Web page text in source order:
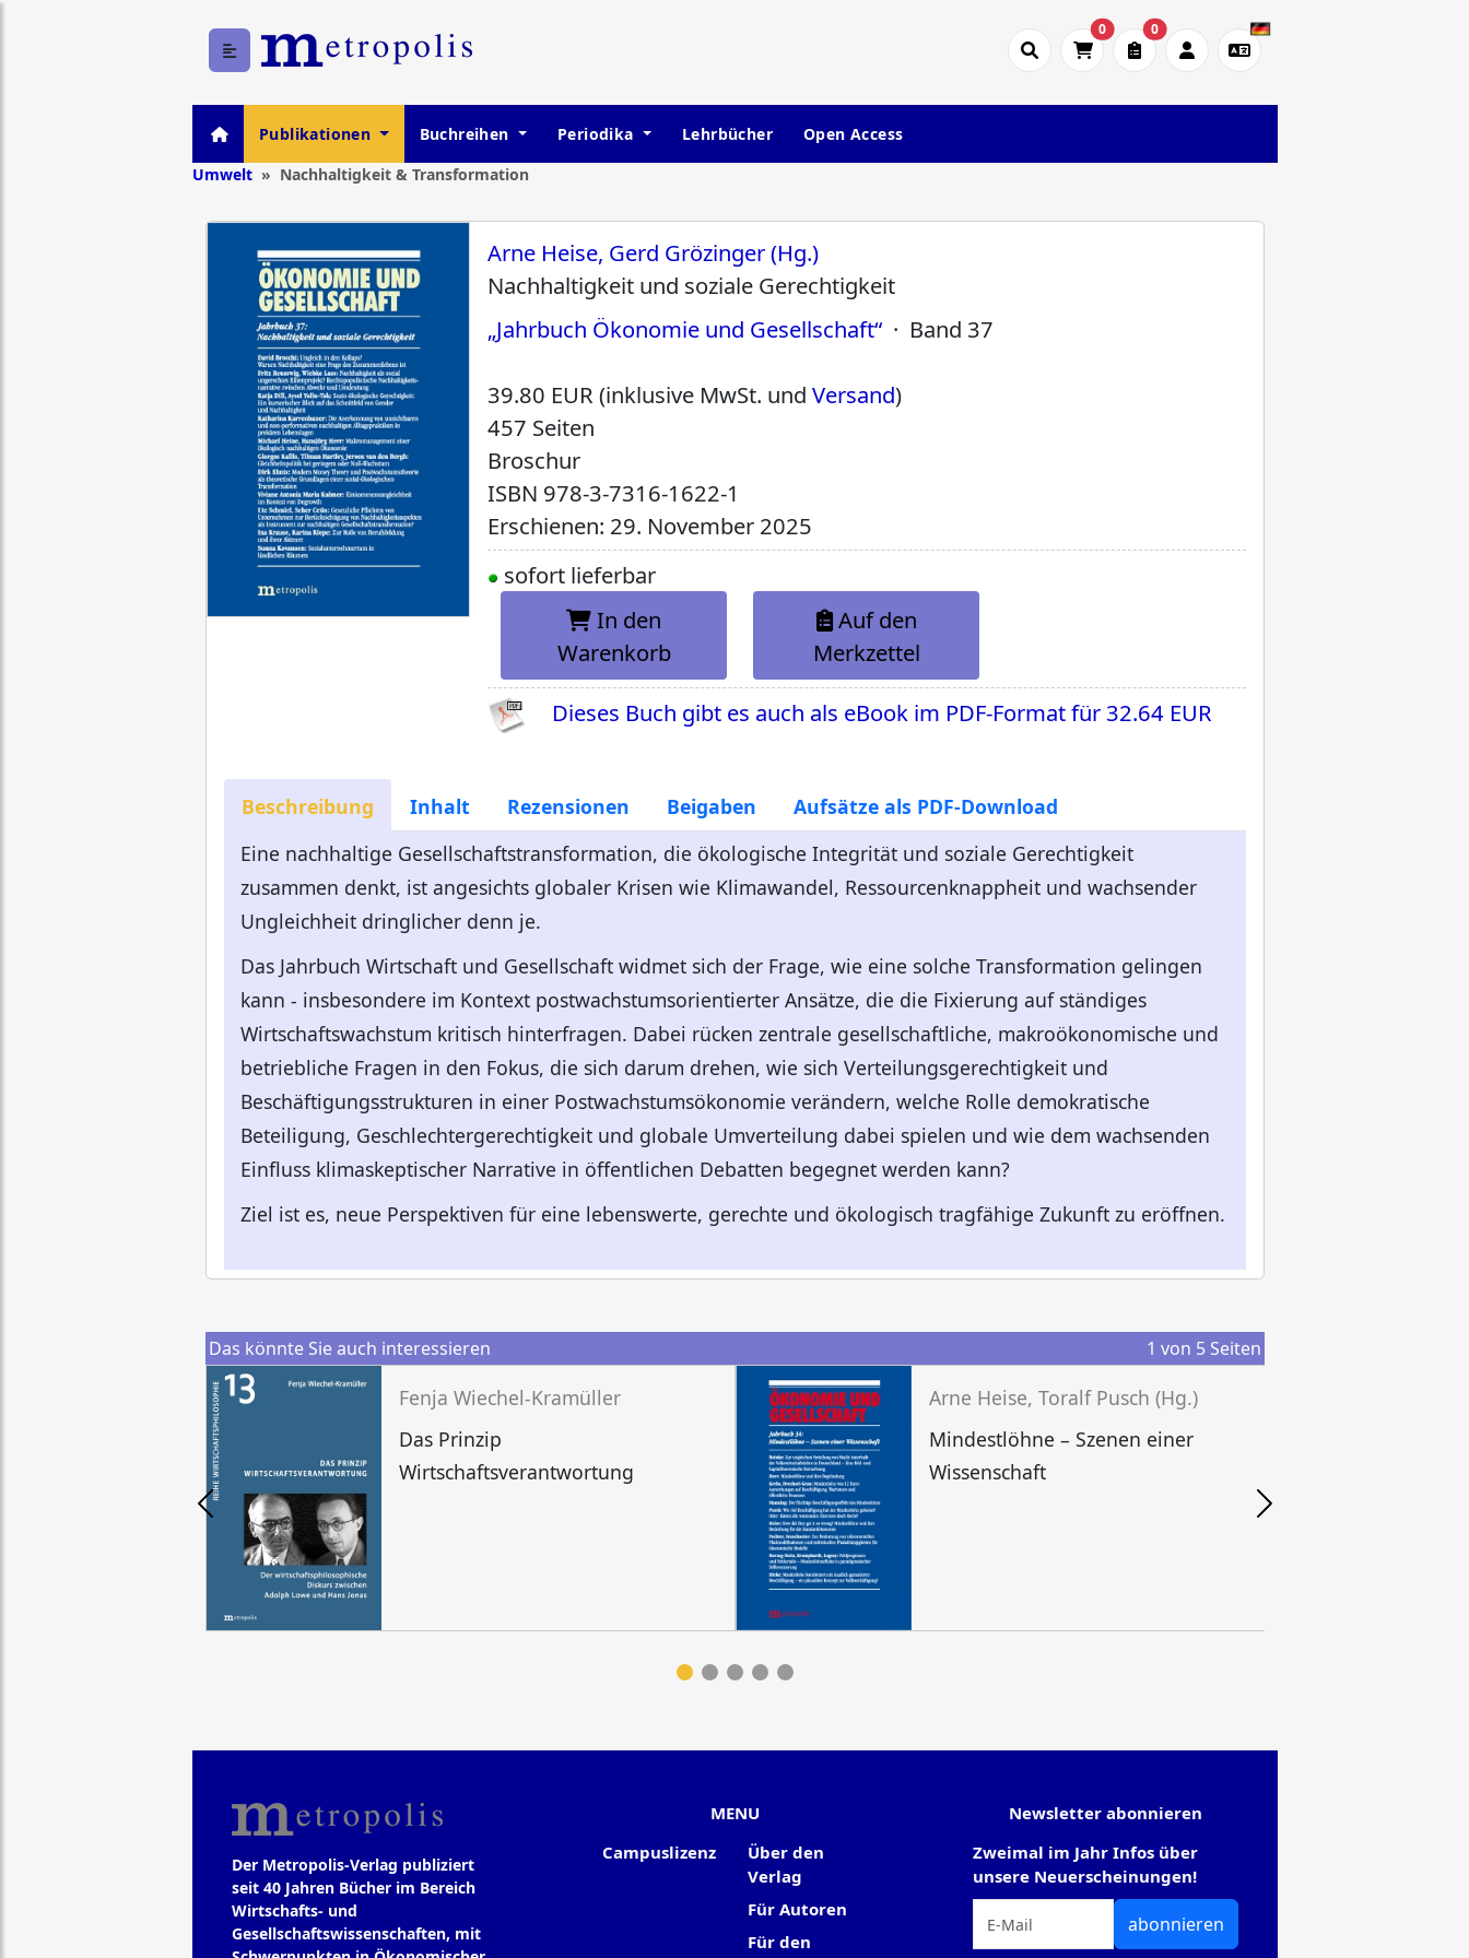
0 0
Publikationen Buchreihen Periodika Lehrbücher
Open Access
Umwelt
Nachhaltigkeit & Transformation
Arne Heise, Gerd Grözinger (Hg.)
Nachhaltigkeit und soziale Gerechtigkeit
„Jahrbuch Ökonomie und Gesellschaft“ · Band 37
39.80 EUR (inklusive MwSt. undVersand)
457 Seiten
Broschur
ISBN 978-3-7316-1622-1
Erschienen: 29. November 2025
sofort lieferbar
In den
Warenkorb
Auf den
Merkzettel
Dieses Buch gibt es auch als eBook im PDF-Format für32.64 EUR
Beschreibung Inhalt Rezensionen Beigaben
Aufsätze als PDF-Download
Eine nachhaltige Gesellschaftstransformation, die ökologische Integrität und soziale Gerechtigkeit
zusammen denkt, ist angesichts globaler Krisen wie Klimawandel, Ressourcenknappheit und wachsender
Ungleichheit dringlicher denn je.
Das Jahrbuch Wirtschaft und Gesellschaft widmet sich der Frage, wie eine solche Transformation gelingen
kann - insbesondere im Kontext postwachstumsorientierter Ansätze, die die Fixierung auf ständiges
Wirtschaftswachstum kritisch hinterfragen. Dabei rücken zentrale gesellschaftliche, makroökonomische und
betriebliche Fragen in den Fokus, die sich darum drehen, wie sich Verteilungsgerechtigkeit und
Beschäftigungsstrukturen in einer Postwachstumsökonomie verändern, welche Rolle demokratische
Beteiligung, Geschlechtergerechtigkeit und globale Umverteilung dabei spielen und wie dem wachsenden
Einfluss klimaskeptischer Narrative in öffentlichen Debatten begegnet werden kann?
Ziel ist es, neue Perspektiven für eine lebenswerte, gerechte und ökologisch tragfähige Zukunft zu eröffnen.
Das könnte Sie auch interessieren 1 von 5Seiten
Fenja Wiechel-Kramüller
Das Prinzip
Wirtschaftsverantwortung
Arne Heise, Toralf Pusch (Hg.)
Mindestlöhne – Szenen einer
Wissenschaft
Der Metropolis-Verlag publiziert
seit 40 Jahren Bücher im Bereich
Wirtschafts- und
Gesellschaftswissenschaften, mit
MENU
Campuslizenz
Über den
Verlag
Für Autoren
Für den
Newsletter abonnieren
Zweimal im Jahr Infos über
unsere Neuerscheinungen!
abonnieren